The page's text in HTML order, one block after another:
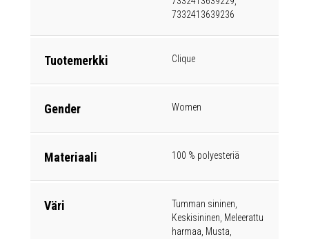
7332413639236
Tuotemerkki Clique
Gender Women
Materiaali 100 % polyesteriä
Väri
Tumman sininen,
Keskisininen, Meleerattu
harmaa, Musta,